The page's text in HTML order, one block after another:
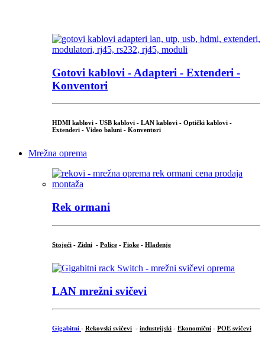
Gotovi kablovi - Adapteri - Extenderi -
Konventori
HDMI kablovi - USB kablovi - LAN kablovi - Optički kablovi -
Extenderi - Video baluni - Konventori
Mrežna oprema
Rek ormani
Stojeći - Zidni - Police - Fioke - Hlađenje
LAN mrežni svičevi
Gigabitni - Rekovski svičevi - industrijski - Ekonomični - POE svičevi